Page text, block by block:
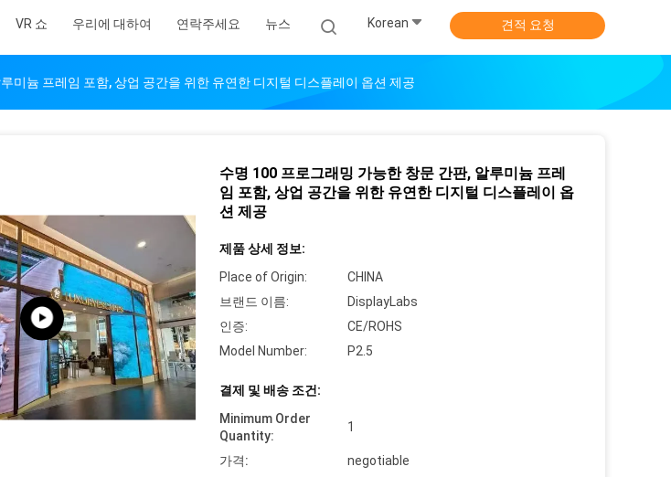
VR 쇼 우리에 대하여 연락주세요 뉴스 Korean 견적 요청
미늄 프레임 포함, 상업 공간을 위한 유연한 디지털 디스플레이 옵션 제공
수명 100 프로그래밍 가능한 창문 간판, 알루미늄 프레
임 포함, 상업 공간을 위한 유연한 디지털 디스플레이 옵
션 제공
제품 상세 정보:
Place of Origin:
CHINA
브랜드 이름:
DisplayLabs
인증:
CE/ROHS
Model Number:
P2.5
결제 및 배송 조건:
Minimum Order
Quantity:
1
가격:
negotiable